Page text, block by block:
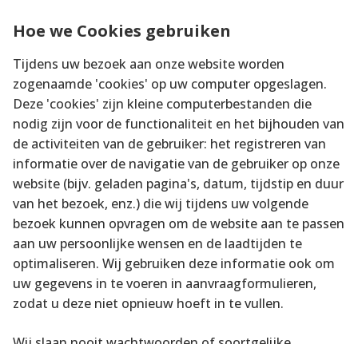
Hoe we Cookies gebruiken
Tijdens uw bezoek aan onze website worden
zogenaamde 'cookies' op uw computer opgeslagen.
Deze 'cookies' zijn kleine computerbestanden die
nodig zijn voor de functionaliteit en het bijhouden van
de activiteiten van de gebruiker: het registreren van
informatie over de navigatie van de gebruiker op onze
website (bijv. geladen pagina's, datum, tijdstip en duur
van het bezoek, enz.) die wij tijdens uw volgende
bezoek kunnen opvragen om de website aan te passen
aan uw persoonlijke wensen en de laadtijden te
optimaliseren. Wij gebruiken deze informatie ook om
uw gegevens in te voeren in aanvraagformulieren,
zodat u deze niet opnieuw hoeft in te vullen.